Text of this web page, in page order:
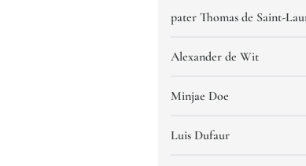
pater Thomas de Saint-
Alexander de Wit
Minjae Doe
Luis Dufaur